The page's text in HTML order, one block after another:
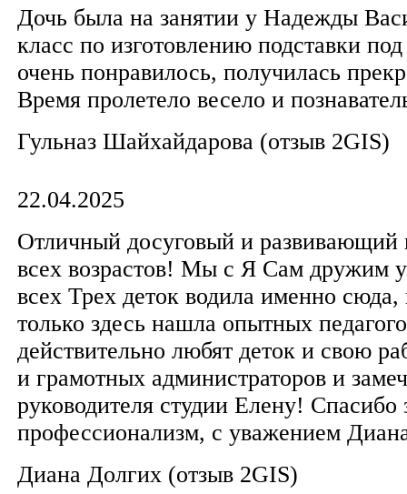
Дочь была на занятии у Надежды
класс по изготовлению подставки
очень понравилось, получилась
Время пролетело весело и
​Гульназ Шайхайдарова​ (отзыв 2GIS)
22.04.2025
Отличный досуговый и развивающий
всех возрастов! Мы с Я Сам дружим
всех Трех деток водила именно сюда,
только здесь нашла опытных
действительно любят деток и свою
и грамотных администраторов и
руководителя студии Елену! Спасибо
профессионализм, с уважением
Диана Долгих​ (отзыв 2GIS)